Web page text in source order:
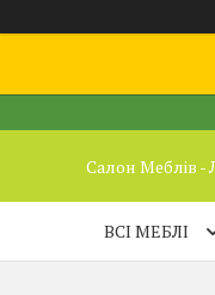
Салон Меблів
ВСІ МЕБЛІ